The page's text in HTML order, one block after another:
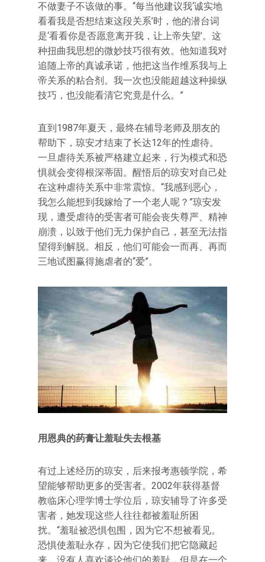
不做妻子不该做的事。“每当他建议我‘诚实地
看看我是否想结束这段关系’时，他的潜台词
是‘看看你是否愿意离开我，让上帝失望’。这
种扭曲我思想的微妙技巧很有效。他知道我对
追随上帝的真诚承诺，他把这当作维系我与上
帝关系的粘合剂。我一次也没能超越这种操纵
技巧，也没能看清它究竟是什么。”
直到1987年夏天，最终在辅导老师及朋友的
帮助下，琼安才结束了长达12年的性虐待。
一旦虐待关系被严格建立起来，行为模式和恐
惧就会变得根深蒂固。醒悟后的琼安对自己处
在这种虐待关系中非常震惊。“我感到恶心，
我怎么能想到我嫁给了一个老人呢？”琼安发
现，遭受虐待的受害者可能会丧失尊严、精神
崩溃，以致于他们无力保护自己，甚至无法指
望得到解脱。相反，他们可能会一而再、再而
三地试图赢得施虐者的“爱”。
用恩典的药膏让羞耻失去根基
有过上述经历的琼安，后来报考惠顿学院，希
望能够帮助更多的受害者。2002年获得基督
教临床心理学博士学位后，琼安辅导了许多受
害者，她发现这些人往往都被羞耻所困
扰。“羞耻被恐惧包围，因为它不想被看见。
恐惧使羞耻永存，因为它使我们把它隐藏起